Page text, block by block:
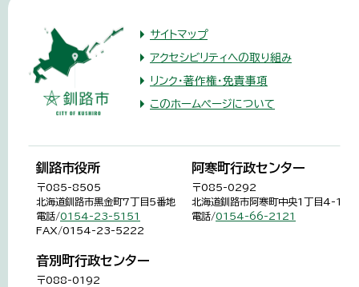
サイトマップ
アクセシビリティへの取り組み
リンク・著作権・免責事項
このホームページについて
釧路市役所
〒085-8505
北海道釧路市黒金町7丁目5番地
電話/0154-23-5151
FAX/0154-23-5222
阿寒町行政センター
〒085-0292
北海道釧路市阿寒町中央1丁目4-1
電話/0154-66-2121
音別町行政センター
〒088-0192